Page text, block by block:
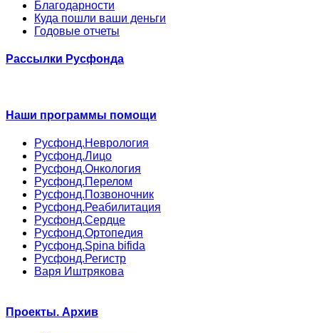
Благодарности
Куда пошли ваши деньги
Годовые отчеты
Рассылки Русфонда
Наши программы помощи
Русфонд.Неврология
Русфонд.Лицо
Русфонд.Онкология
Русфонд.Перелом
Русфонд.Позвоночник
Русфонд.Реабилитация
Русфонд.Сердце
Русфонд.Ортопедия
Русфонд.Spina bifida
Русфонд.Регистр
Варя Иштрякова
Проекты. Архив